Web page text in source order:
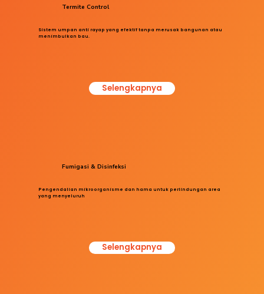
Sistem umpan anti rayap yang efektif tanpa merusak bangunan atau
menimbulkan bau.
Termite Control
Selengkapnya
Pengendalian mikroorganisme dan hama untuk perlindungan area
yang menyeluruh
Fumigasi & Disinfeksi
Selengkapnya